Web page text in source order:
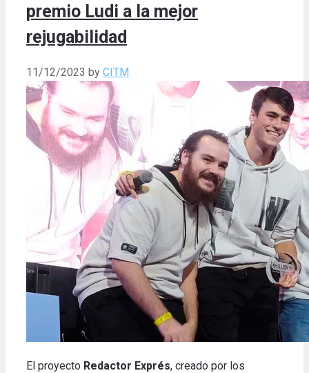
premio Ludi a la mejor
rejugabilidad
11/12/2023 by CITM
El proyecto Redactor Exprés, creado por los